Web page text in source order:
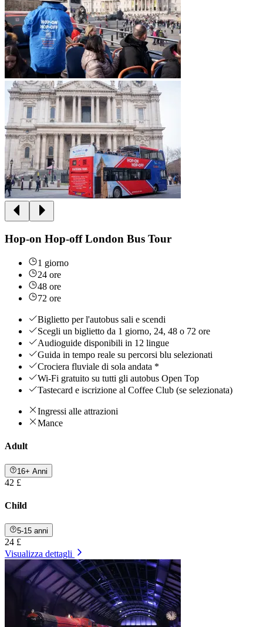
Hop-on Hop-off London Bus Tour
1 giorno
24 ore
48 ore
72 ore
Biglietto per l'autobus sali e scendi
Scegli un biglietto da 1 giorno, 24, 48 o 72 ore
Audioguide disponibili in 12 lingue
Guida in tempo reale su percorsi blu selezionati
Crociera fluviale di sola andata *
Wi-Fi gratuito su tutti gli autobus Open Top
Tastecard e iscrizione al Coffee Club (se selezionata)
Ingressi alle attrazioni
Mance
Adult
16+ Anni
42 £
Child
5-15 anni
24 £
Visualizza dettagli